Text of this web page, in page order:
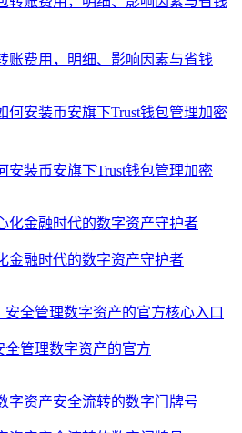
账费用，明细、影响因素与省钱
安装币安旗下Trust钱包管理加密
金融时代的数字资产守护者
全管理数字资产的官方